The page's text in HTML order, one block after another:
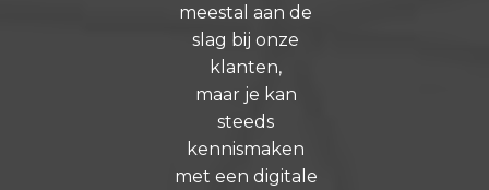
meestal aan de
slag bij onze
klanten,
maar je kan
steeds
kennismaken
met een digitale